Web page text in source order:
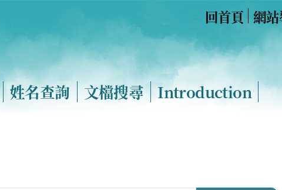
回首頁 網
姓名查詢 文檔搜尋 Introduction